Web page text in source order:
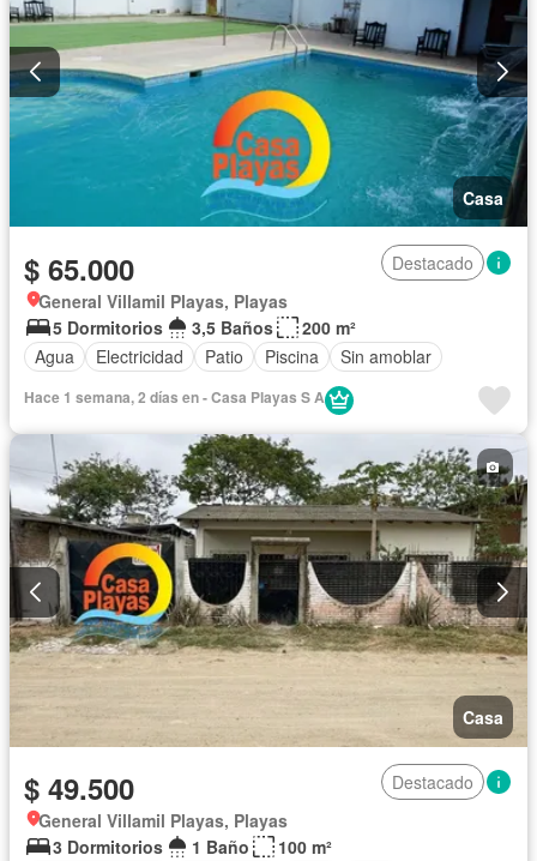
Casa
$ 65.000
Destacado
General Villamil Playas, Playas
5 Dormitorios
3,5 Baños
200 m²
Agua
Electricidad Patio Piscina Sin amoblar
Hace 1 semana, 2 días en - Casa Playas S A
Casa
$ 49.500
Destacado
General Villamil Playas, Playas
3 Dormitorios
1 Baño
100 m²